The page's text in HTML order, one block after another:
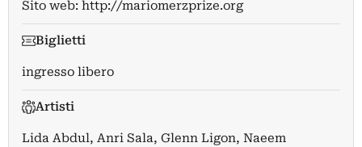
Sito web: http://mariomerzprize.org
Biglietti
ingresso libero
Artisti
Lida Abdul, Anri Sala, Glenn Ligon, Naeem